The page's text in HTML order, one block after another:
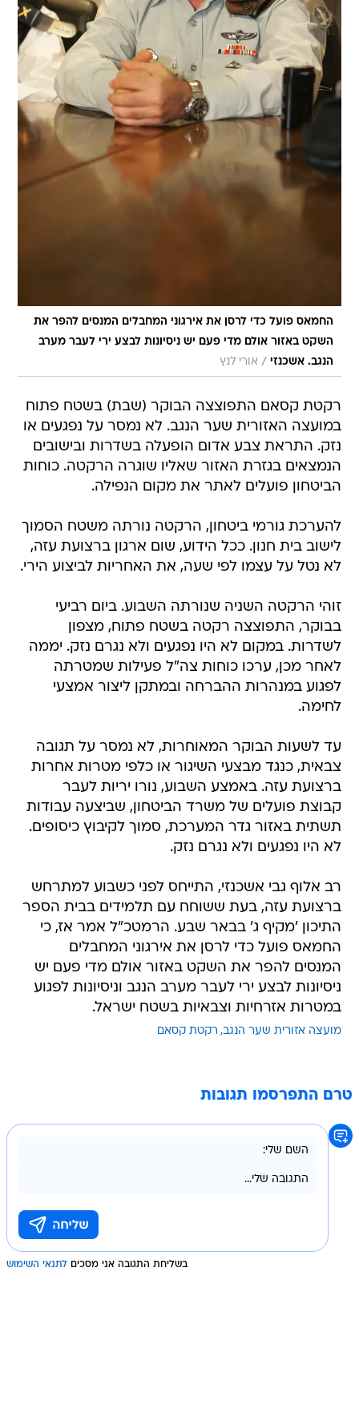
החמאס פועל כדי לרסן את אירגוני המחבלים המנסים להפר את
השקט באזור אולם מדי פעם יש ניסיונות לבצע ירי לעבר מערב
הנגב. אשכנזי / אורי לנץ
רקטת קסאם התפוצצה הבוקר (שבת) בשטח פתוח
במועצה האזורית שער הנגב. לא נמסר על נפגעים או
נזק. התראת צבע אדום הופעלה בשדרות ובישובים
הנמצאים בגזרת האזור שאליו שוגרה הרקטה. כוחות
הביטחון פועלים לאתר את מקום הנפילה.
להערכת גורמי ביטחון, הרקטה נורתה משטח הסמוך
לישוב בית חנון. ככל הידוע, שום ארגון ברצועת עזה,
לא נטל על עצמו לפי שעה, את האחריות לביצוע הירי.
זוהי הרקטה השניה שנורתה השבוע. ביום רביעי
בבוקר, התפוצצה רקטה בשטח פתוח, מצפון
לשדרות. במקום לא היו נפגעים ולא נגרם נזק. יממה
לאחר מכן, ערכו כוחות צה"ל פעילות שמטרתה
לפגוע במנהרות ההברחה ובמתקן ליצור אמצעי
לחימה.
עד לשעות הבוקר המאוחרות, לא נמסר על תגובה
צבאית, כנגד מבצעי השיגור או כלפי מטרות אחרות
ברצועת עזה. באמצע השבוע, נורו יריות לעבר
קבוצת פועלים של משרד הביטחון, שביצעה עבודות
תשתית באזור גדר המערכת, סמוך לקיבוץ כיסופים.
לא היו נפגעים ולא נגרם נזק.
רב אלוף גבי אשכנזי, התייחס לפני כשבוע למתרחש
ברצועת עזה, בעת ששוחח עם תלמידים בבית הספר
התיכון 'מקיף ג' בבאר שבע. הרמטכ"ל אמר אז, כי
החמאס פועל כדי לרסן את אירגוני המחבלים
המנסים להפר את השקט באזור אולם מדי פעם יש
ניסיונות לבצע ירי לעבר מערב הנגב וניסיונות לפגוע
במטרות אזרחיות וצבאיות בשטח ישראל.
מועצה אזורית שער הנגב רקטת קסאם
טרם התפרסמו תגובות
בשליחת התגובה אני מסכים לתנאי השימוש